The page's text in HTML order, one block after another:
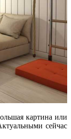
картина или
сейчас